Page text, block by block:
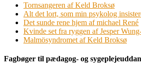
Tornsangeren af Keld Broksø
Alt det lort, som min psykolog
Det sunde rene hjem af michael René
Kvinde set fra ryggen af Jesper
Malmösyndromet af Keld Broksø
Fagbøger til pædagog- og